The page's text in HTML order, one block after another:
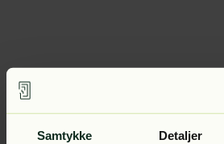
Samtykke Detaljer